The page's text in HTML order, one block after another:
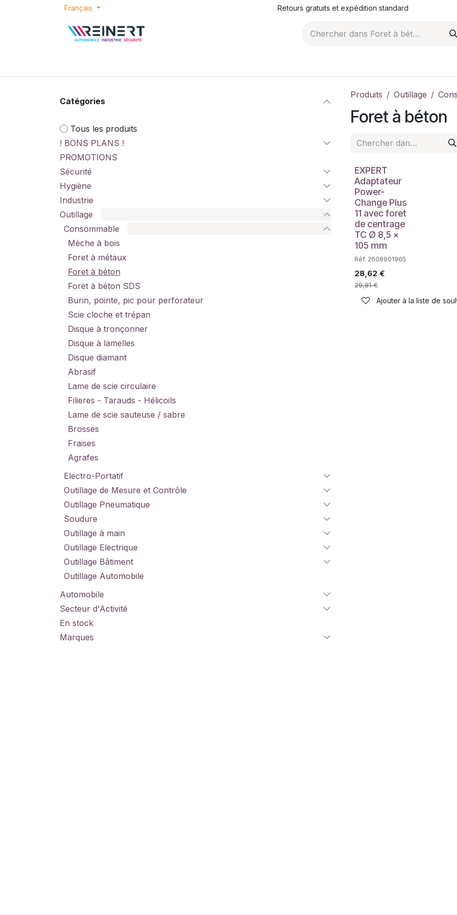
Se rendre au contenu
Français Retours gratuits et expédition standard
Catégories
Tous les produits
! BONS PLANS !
PROMOTIONS
Sécurité
Hygiène
Industrie
Outillage
Consommable
Mèche à bois
Foret à métaux
Foret à béton
Foret à béton SDS
Burin, pointe, pic pour perforateur
Scie cloche et trépan
Disque à tronçonner
Disque à lamelles
Disque diamant
Abrasif
Lame de scie circulaire
Filieres - Tarauds - Hélicoils
Lame de scie sauteuse / sabre
Brosses
Fraises
Agrafes
Electro-Portatif
Outillage de Mesure et Contrôle
Outillage Pneumatique
Soudure
Outillage à main
Outillage Electrique
Outillage Bâtiment
Outillage Automobile
Automobile
Secteur d'Activité
En stock
Marques
Produits Outillage
Foret à béton
EXPERT
Adaptateur
Power-
Change Plus
11 avec foret
de centrage
TC Ø 8,5 x
105 mm
Réf. 2608901965
28,62 €
29,81€
Ajouter à la liste de